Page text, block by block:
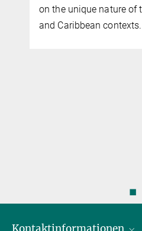
nature of the Latin American
contexts.
◼